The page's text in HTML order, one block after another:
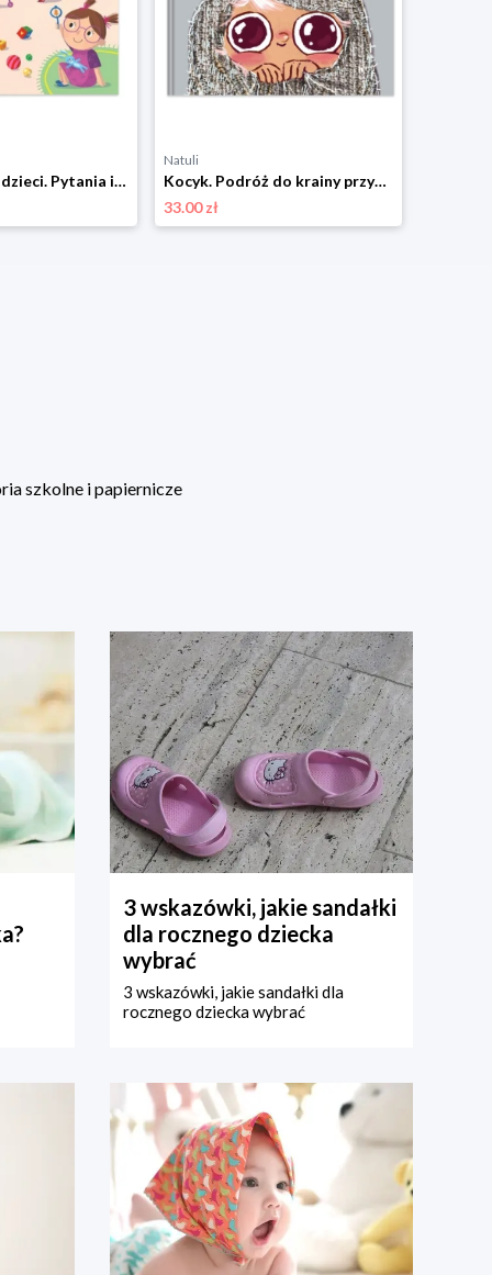
Skąd się biorą dzieci. Pytania i odpowiedzi dla maluchów Mamania
Natuli
Kocyk. Podróż do krainy przytulności Mamania
33.00 zł
szkolne i papiernicze
3 wskazówki, jakie sandałki
dla rocznego dziecka
wybrać
3 wskazówki, jakie sandałki dla
rocznego dziecka wybrać